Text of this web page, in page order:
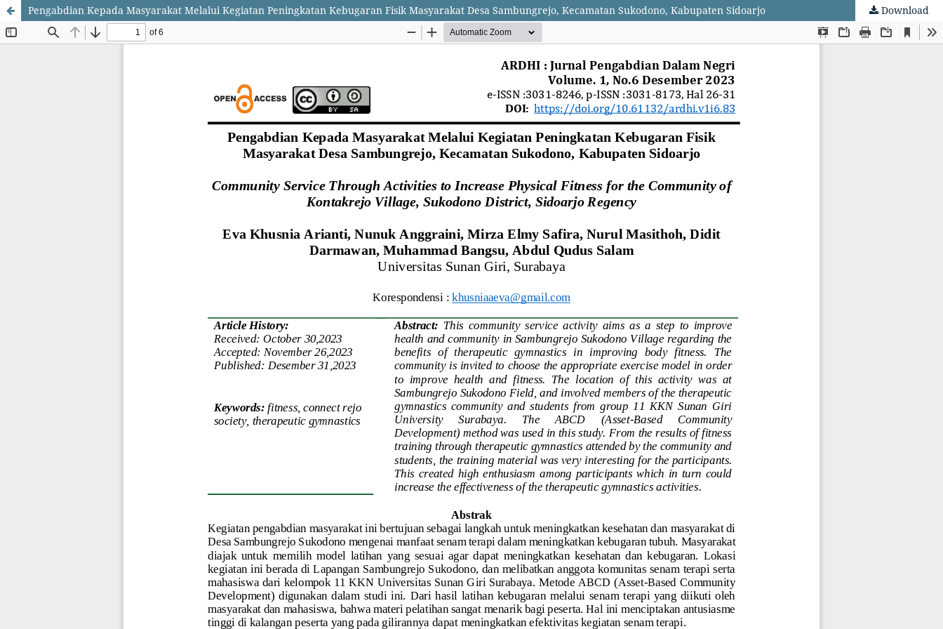
Pengabdian Kepada Masyarakat Melalui Kegiatan Peningkatan Kebugaran Fisik Masyarakat Desa Sambungrejo, Kecamatan Sukodono, Kabupaten Sidoarjo Download